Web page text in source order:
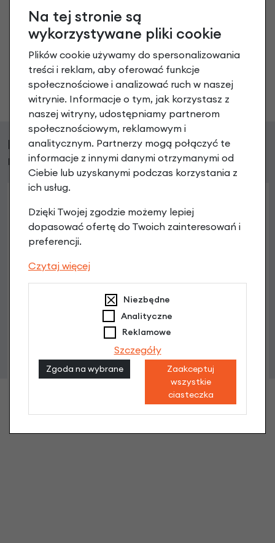
Nikt wcześniej niemiał pytań do tego produktu? A Ty o
co chcesz zapytać?
Zadaj pytanie
Klienci, którzy kupili ten produkt wybrali
również
Wiklinowy koszyk rowerowy Basil Darcy L
179,90 zł
Na tej stronie są
wykorzystywane pliki cookie
Plików cookie używamy do spersonalizowania
treści i reklam, aby oferować funkcje
społecznościowe i analizować ruch w naszej
witrynie. Informacje o tym, jak korzystasz z
naszej witryny, udostępniamy partnerom
społecznościowym, reklamowym i
analitycznym. Partnerzy mogą połączyć te
informacje z innymi danymi otrzymanymi od
Ciebie lub uzyskanymi podczas korzystania z
ich usług.
Dzięki Twojej zgodzie możemy lepiej
dopasować ofertę do Twoich zainteresowań i
preferencji.
Czytaj więcej
Niezbędne
Analityczne
Reklamowe
Szczegóły
Zgoda na wybrane
Zaakceptuj
wszystkie
ciasteczka